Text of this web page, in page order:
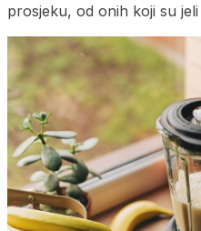
prosjeku, od onih koji su